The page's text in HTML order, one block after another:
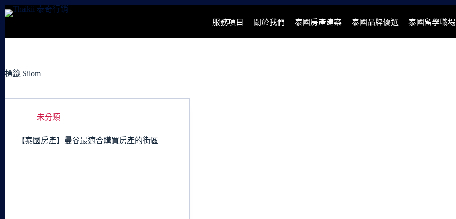
跳
容
服務項目 關於我們 泰國房產建案 泰國品牌優選 泰國留學職場
標籤 Silom
未分類
【泰國房產】曼谷最適合購買房產的街區